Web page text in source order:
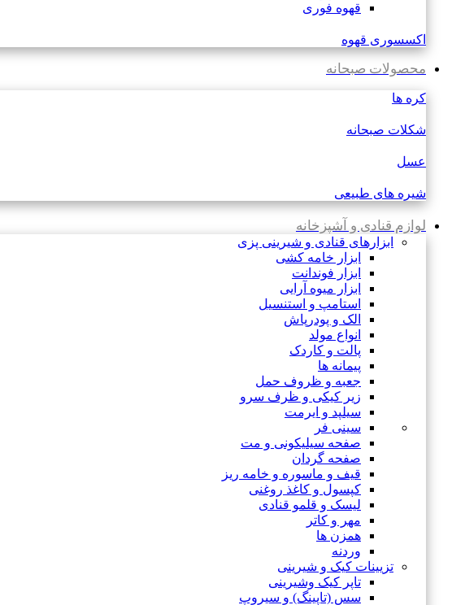
قهوه فوری
اکسسوری قهوه
محصولات صبحانه
کره ها
شکلات صبحانه
عسل
شیره های طبیعی
لوازم قنادی و آشپزخانه
ابزارهای قنادی و شیرینی پزی
ابزار خامه کشی
ابزار فوندانت
ابزار میوه آرایی
استامپ و استنسیل
الک و پودرپاش
انواع مولد
پالت و کاردک
پیمانه ها
جعبه و ظروف حمل
زیر کیکی و ظرف سرو
سیلپد و ایرمت
سینی فر
صفحه سیلیکونی و مت
صفحه گردان
قیف و ماسوره و خامه ریز
کپسول و کاغذ روغنی
لیسک و قلمو قنادی
مهر و کاتر
همزن ها
وردنه
تزیینات کیک و شیرینی
تاپر کیک وشیرینی
سس (تاپینگ) و سیروپ